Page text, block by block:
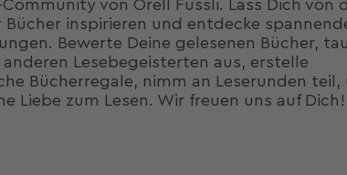
Community von Orell Füssli. Lass Dich von
Bücher inspirieren und entdecke
Bewerte Deine gelesenen Bücher,
anderen Lesebegeisterten aus, erstelle
Bücherregale, nimm an Leserunden teil,
Liebe zum Lesen. Wir freuen uns auf Dich!